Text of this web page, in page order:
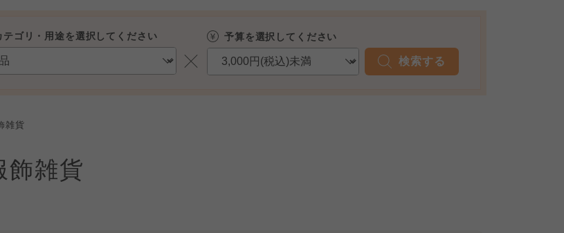
テゴリ・用途を選択してください 予算を選択してください
検索する
雑貨
飾雑貨